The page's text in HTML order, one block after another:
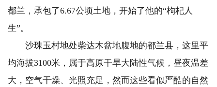
都兰，承包了6.67公顷土地，开始了他的“枸杞人
生”。
沙珠玉村地处柴达木盆地腹地的都兰县，这里平
均海拔3100米，属于高原干旱大陆性气候，昼夜温差
大，空气干燥、光照充足，然而这些看似严酷的自然